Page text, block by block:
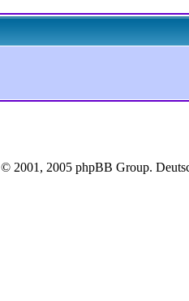
© 2001, 2005 phpBB Group.